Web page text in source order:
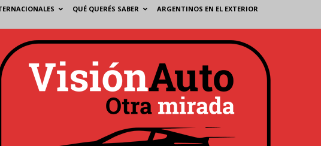
QUÉ QUERÉS SABER ARGENTINOS EN EL EXTERIOR